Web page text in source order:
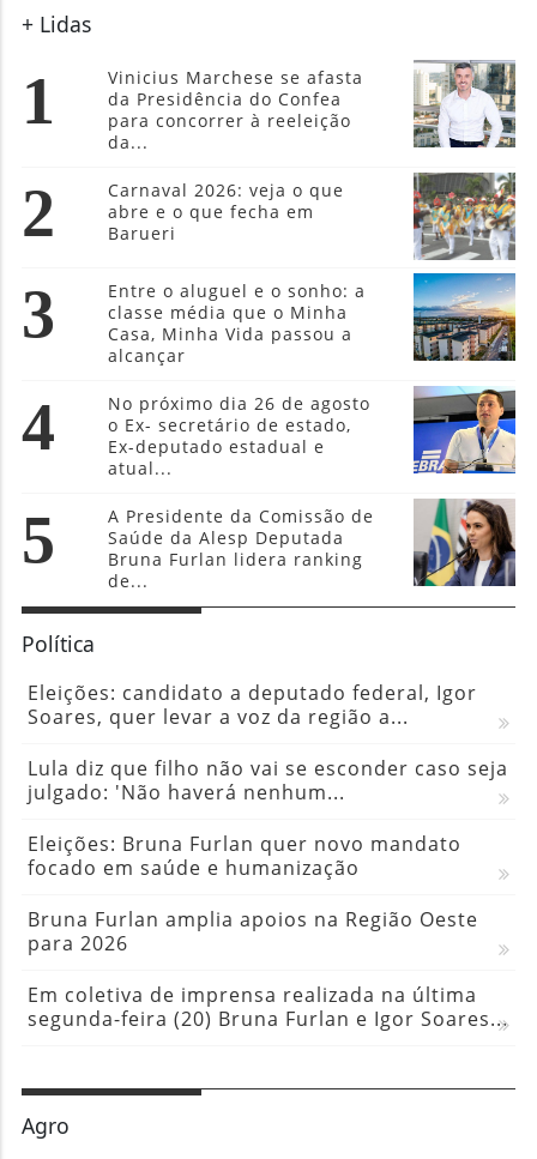
+ Lidas
1
Vinicius Marchese se afasta
da Presidência do Confea
para concorrer à reeleição
da...
2
Carnaval 2026: veja o que
abre e o que fecha em
Barueri
3
Entre o aluguel e o sonho: a
classe média que o Minha
Casa, Minha Vida passou a
alcançar
4
No próximo dia 26 de agosto
o Ex- secretário de estado,
Ex-deputado estadual e
atual...
5
A Presidente da Comissão de
Saúde da Alesp Deputada
Bruna Furlan lidera ranking
de...
Política
Eleições: candidato a deputado federal, Igor
Soares, quer levar a voz da região a...
Lula diz que filho não vai se esconder caso seja
julgado: 'Não haverá nenhum...
Eleições: Bruna Furlan quer novo mandato
focado em saúde e humanização
Bruna Furlan amplia apoios na Região Oeste
para 2026
Em coletiva de imprensa realizada na última
segunda-feira (20) Bruna Furlan e Igor Soares...
Agro